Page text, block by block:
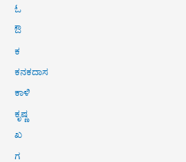
ಓ
ಔ
ಕ
ಕನಕದಾಸ
ಕಾಳಿ
ಕೃಷ್ಣ
ಖ
ಗ